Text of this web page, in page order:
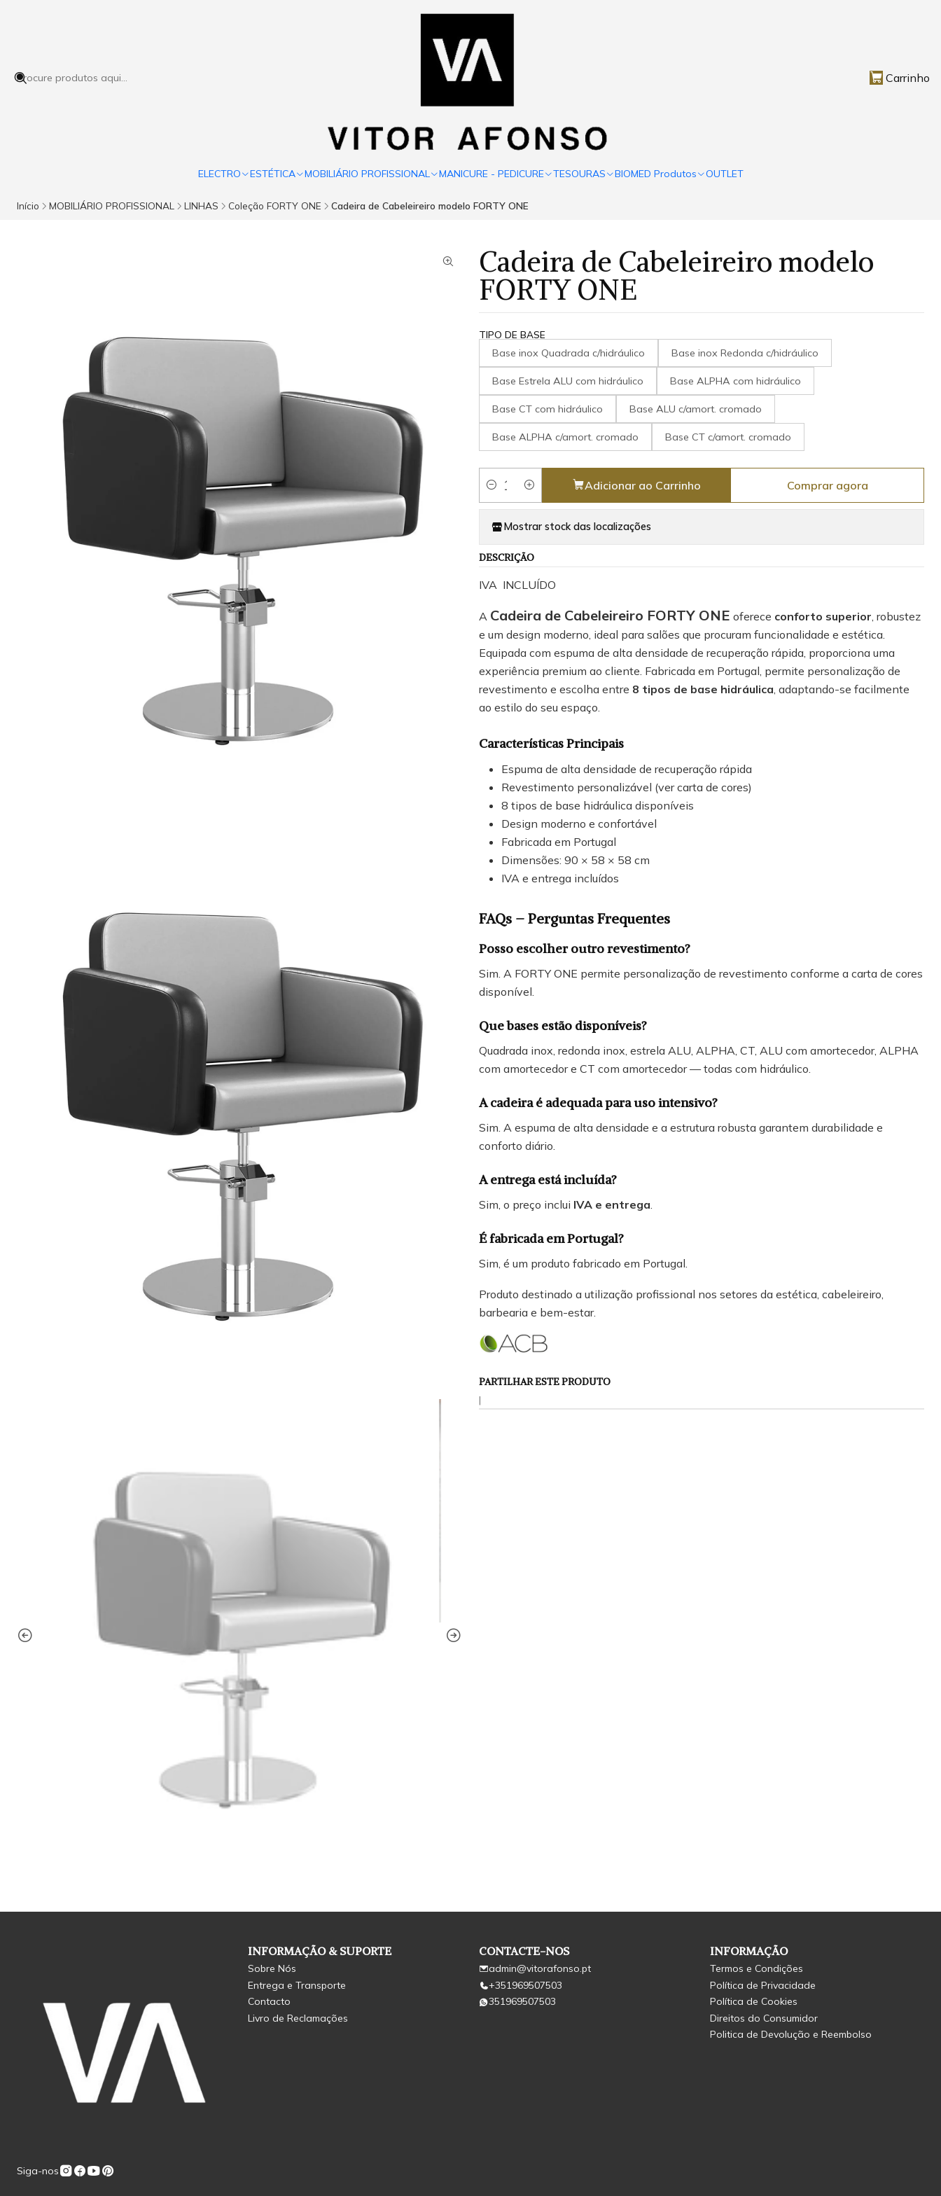
Carrinho
ELECTRO ESTÉTICA MOBILIÁRIO PROFISSIONAL MANICURE - PEDICURE TESOURAS BIOMED Produtos OUTLET
Início MOBILIÁRIO PROFISSIONAL LINHAS Coleção FORTY ONE Cadeira de Cabeleireiro modelo FORTY ONE
Cadeira de Cabeleireiro modelo
FORTY ONE
TIPO DE BASE
Base inox Quadrada c/hidráulico Base inox Redonda c/hidráulico
Base Estrela ALU com hidráulico Base ALPHA com hidráulico
Base CT com hidráulico Base ALU c/amort. cromado
Base ALPHA c/amort. cromado Base CT c/amort. cromado
Quantidade
Adicionar ao Carrinho Comprar agora
Mostrar stock das localizações
DESCRIÇÃO
IVA INCLUÍDO
A Cadeira de Cabeleireiro FORTY ONE oferece conforto superior , robustez
e um design moderno, ideal para salões que procuram funcionalidade e estética.
Equipada com espuma de alta densidade de recuperação rápida, proporciona uma
experiência premium ao cliente. Fabricada em Portugal, permite personalização de
revestimento e escolha entre 8 tipos de base hidráulica , adaptando-se facilmente
ao estilo do seu espaço.
Características Principais
Espuma de alta densidade de recuperação rápida
Revestimento personalizável (ver carta de cores)
8 tipos de base hidráulica disponíveis
Design moderno e confortável
Fabricada em Portugal
Dimensões: 90 × 58 × 58 cm
IVA e entrega incluídos
FAQs – Perguntas Frequentes
Posso escolher outro revestimento?
Sim. A FORTY ONE permite personalização de revestimento conforme a carta de cores
disponível.
Que bases estão disponíveis?
Quadrada inox, redonda inox, estrela ALU, ALPHA, CT, ALU com amortecedor, ALPHA
com amortecedor e CT com amortecedor — todas com hidráulico.
A cadeira é adequada para uso intensivo?
Sim. A espuma de alta densidade e a estrutura robusta garantem durabilidade e
conforto diário.
A entrega está incluída?
Sim, o preço inclui IVA e entrega
É fabricada em Portugal?
Sim, é um produto fabricado em Portugal.
Produto destinado a utilização profissional nos setores da estética, cabeleireiro,
barbearia e bem-estar.
PARTILHAR ESTE PRODUTO
|
Siga-nos
INFORMAÇÃO & SUPORTE
Sobre Nós
Entrega e Transporte
Contacto
Livro de Reclamações
CONTACTE-NOS
admin@vitorafonso.pt
+351969507503
351969507503
INFORMAÇÃO
Termos e Condições
Política de Privacidade
Política de Cookies
Direitos do Consumidor
Politica de Devolução e Reembolso